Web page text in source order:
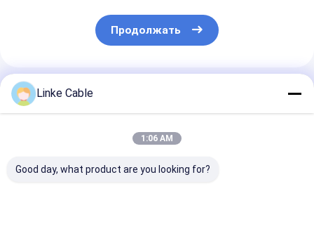
Продолжать
Порекомендованные Продукты
Linke Cable
1:06 AM
Good day, what product are you looking for?